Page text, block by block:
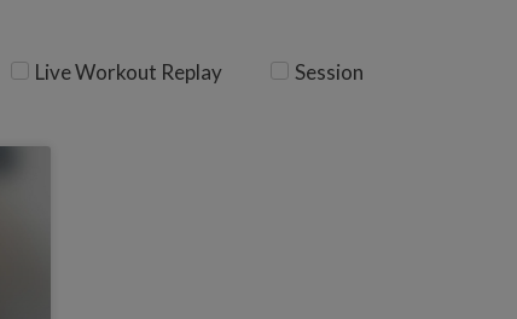
Live Workout Replay Session